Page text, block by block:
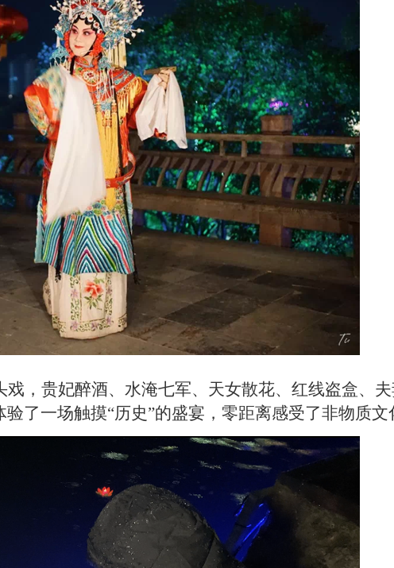
戏，贵妃醉酒、水淹七军、天女散花、红线盗盒
了一场触摸“历史”的盛宴，零距离感受了非物质文